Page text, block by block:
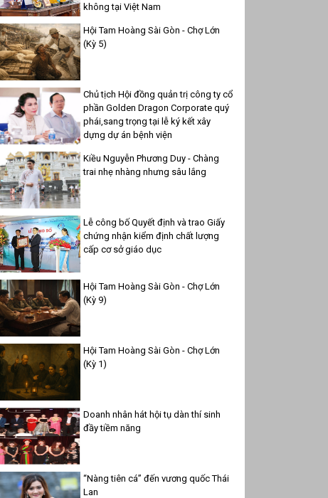
không tại Việt Nam
Hội Tam Hoàng Sài Gòn - Chợ Lớn
(Kỳ 5)
Chủ tịch Hội đồng quản trị công ty cổ
phần Golden Dragon Corporate quý
phái,sang trọng tại lễ ký kết xây
dựng dự án bệnh viện
Kiều Nguyễn Phương Duy - Chàng
trai nhẹ nhàng nhưng sâu lắng
Lễ công bố Quyết định và trao Giấy
chứng nhận kiểm định chất lượng
cấp cơ sở giáo dục
Hội Tam Hoàng Sài Gòn - Chợ Lớn
(Kỳ 9)
Hội Tam Hoàng Sài Gòn - Chợ Lớn
(Kỳ 1)
Doanh nhân hát hội tụ dàn thí sinh
đầy tiềm năng
“Nàng tiên cá” đến vương quốc Thái
Lan